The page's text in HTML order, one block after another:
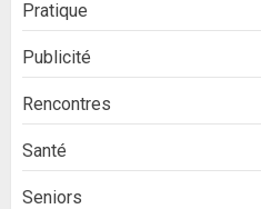
Pratique
Publicité
Rencontres
Santé
Seniors